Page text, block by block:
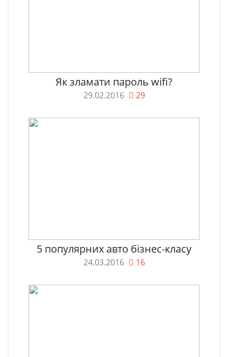
Як зламати пароль wifi?
29.02.2016 29
5 популярних авто бізнес-класу
24.03.2016 16